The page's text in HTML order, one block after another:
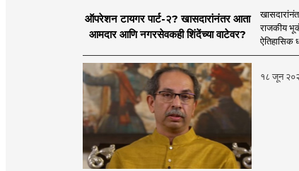
ऑपरेशन टायगर पार्ट-२? खासदारांनंतर आता
आमदार आणि नगरसेवकही शिंदेंच्या वाटेवर?
राजकीय
ऐतिहासिक
१८ जून